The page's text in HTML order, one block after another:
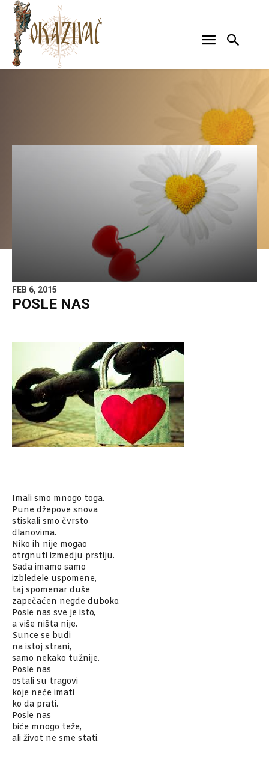
FEB 6, 2015
POSLE NAS
Imali smo mnogo toga.
Pune džepove snova
stiskali smo čvrsto
dlanovima.
Niko ih nije mogao
otrgnuti izmedju prstiju.
Sada imamo samo
izbledele uspomene,
taj spomenar duše
zapečaćen negde duboko.
Posle nas sve je isto,
a više ništa nije.
Sunce se budi
na istoj strani,
samo nekako tužnije.
Posle nas
ostali su tragovi
koje neće imati
ko da prati.
Posle nas
biće mnogo teže,
ali život ne sme stati.